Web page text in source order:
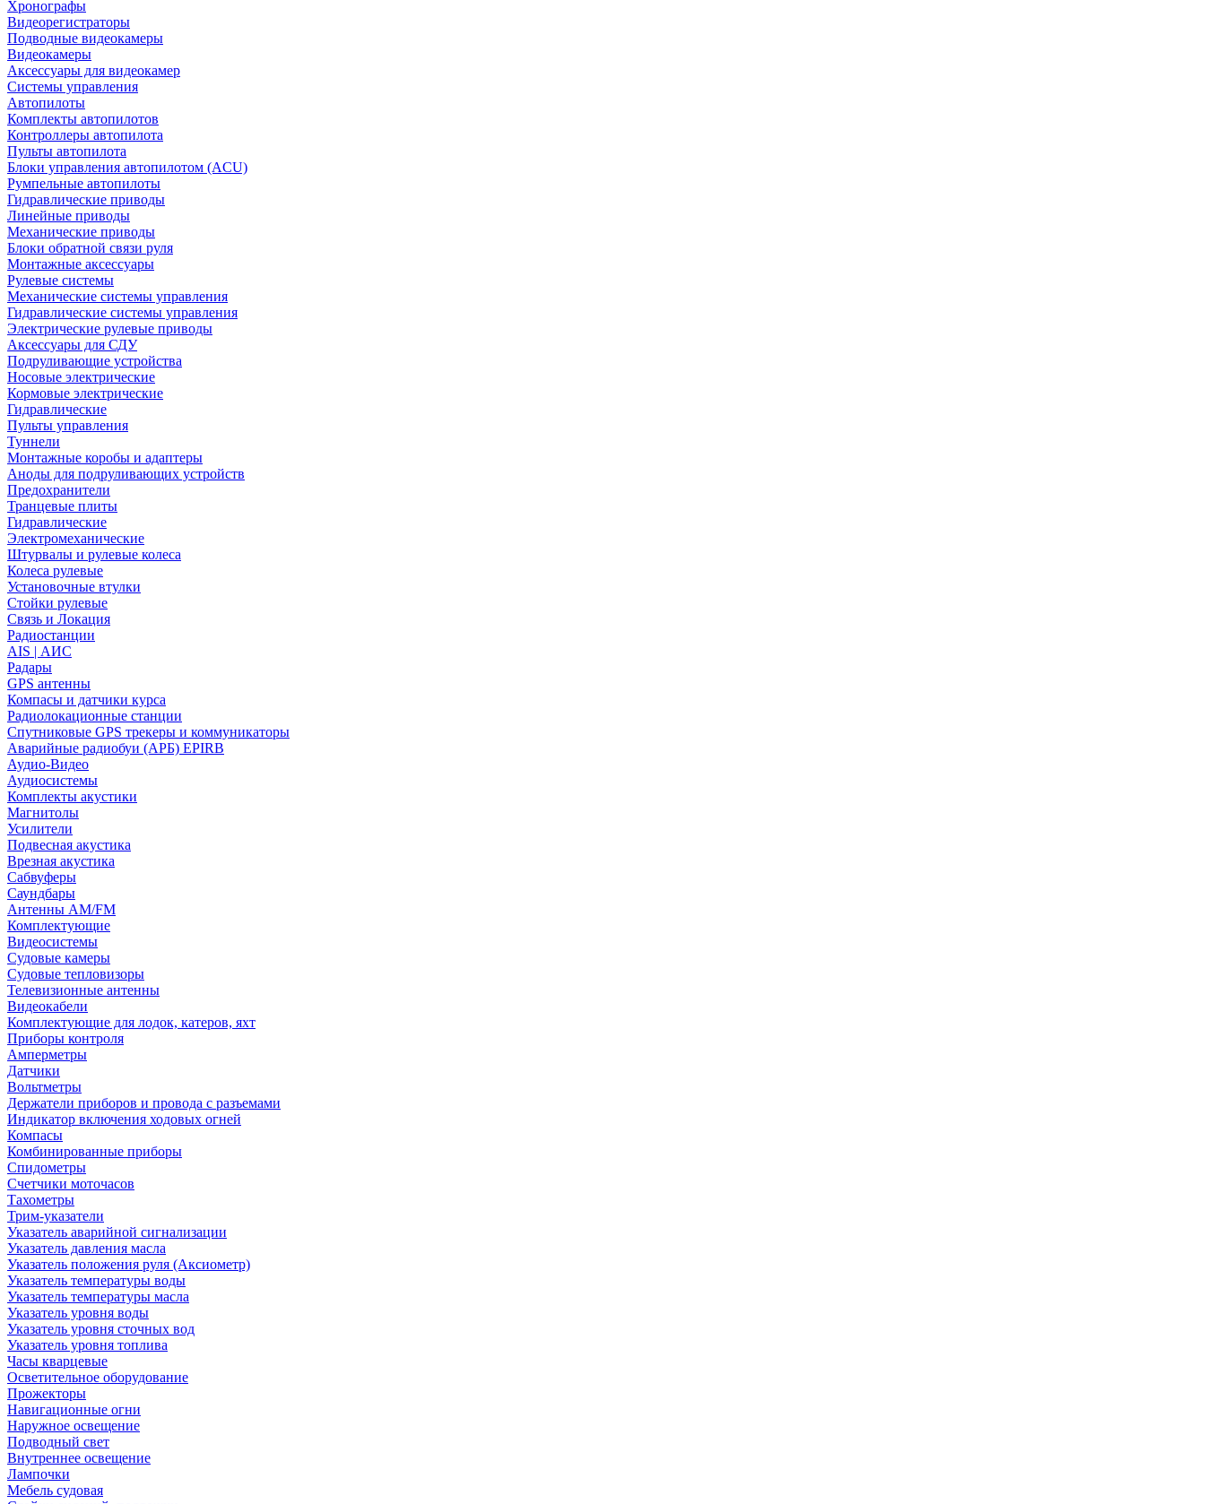
Хронографы
Видеорегистраторы
Подводные видеокамеры
Видеокамеры
Аксессуары для видеокамер
Системы управления
Автопилоты
Комплекты автопилотов
Контроллеры автопилота
Пульты автопилота
Блоки управления автопилотом (ACU)
Румпельные автопилоты
Гидравлические приводы
Линейные приводы
Механические приводы
Блоки обратной связи руля
Монтажные аксессуары
Рулевые системы
Механические системы управления
Гидравлические системы управления
Электрические рулевые приводы
Аксессуары для СДУ
Подруливающие устройства
Носовые электрические
Кормовые электрические
Гидравлические
Пульты управления
Туннели
Монтажные коробы и адаптеры
Аноды для подруливающих устройств
Предохранители
Транцевые плиты
Гидравлические
Электромеханические
Штурвалы и рулевые колеса
Колеса рулевые
Установочные втулки
Стойки рулевые
Связь и Локация
Радиостанции
AIS | АИС
Радары
GPS антенны
Компасы и датчики курса
Радиолокационные станции
Спутниковые GPS трекеры и коммуникаторы
Аварийные радиобуи (АРБ) EPIRB
Аудио-Видео
Аудиосистемы
Комплекты акустики
Магнитолы
Усилители
Подвесная акустика
Врезная акустика
Сабвуферы
Саундбары
Антенны AM/FM
Комплектующие
Видеосистемы
Судовые камеры
Cудовые тепловизоры
Телевизионные антенны
Видеокабели
Комплектующие для лодок, катеров, яхт
Приборы контроля
Амперметры
Датчики
Вольтметры
Держатели приборов и провода с разъемами
Индикатор включения ходовых огней
Компасы
Комбинированные приборы
Спидометры
Счетчики моточасов
Тахометры
Трим-указатели
Указатель аварийной сигнализации
Указатель давления масла
Указатель положения руля (Аксиометр)
Указатель температуры воды
Указатель температуры масла
Указатель уровня воды
Указатель уровня сточных вод
Указатель уровня топлива
Часы кварцевые
Осветительное оборудование
Прожекторы
Навигационные огни
Наружное освещение
Подводный свет
Внутреннее освещение
Лампочки
Мебель судовая